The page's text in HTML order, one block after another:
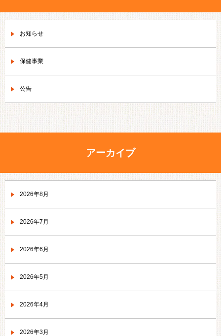
お知らせ
保健事業
公告
アーカイブ
2026年8月
2026年7月
2026年6月
2026年5月
2026年4月
2026年3月